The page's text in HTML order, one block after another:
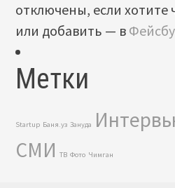
отключены, если хотите
или добавить — в
Метки
Startup Баня.уз Зануда
СМИ ТВ Фото Чимган